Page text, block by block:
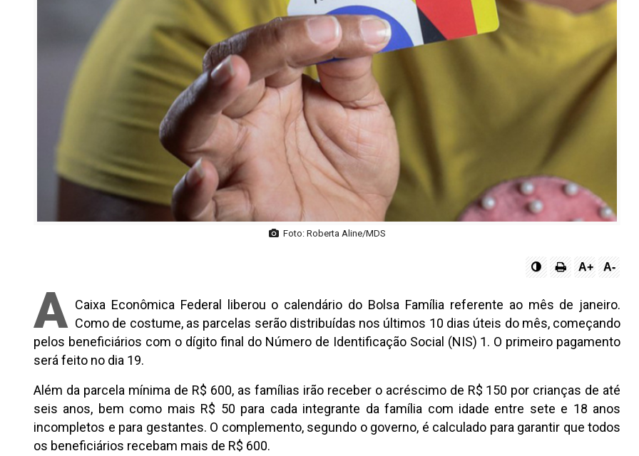
Foto: Roberta Aline/MDS
A+ A-
A Caixa Econômica Federal liberou o calendário do Bolsa Família referente ao mês de janeiro.
Como de costume, as parcelas serão distribuídas nos últimos 10 dias úteis do mês, começando
pelos beneficiários com o dígito final do Número de Identificação Social (NIS) 1. O primeiro pagamento
será feito no dia 19.
Além da parcela mínima de R$ 600, as famílias irão receber o acréscimo de R$ 150 por crianças de até
seis anos, bem como mais R$ 50 para cada integrante da família com idade entre sete e 18 anos
incompletos e para gestantes. O complemento, segundo o governo, é calculado para garantir que todos
os beneficiários recebam mais de R$ 600.